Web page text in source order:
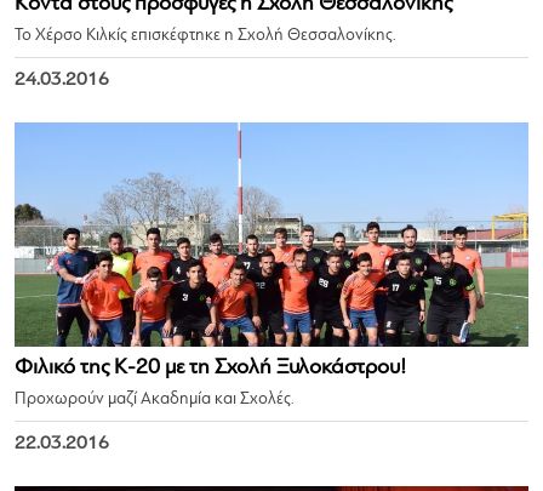
Το Χέρσο Κιλκίς επισκέφτηκε η Σχολή Θεσσαλονίκης.
24.03.2016
Φιλικό της Κ-20 με τη Σχολή Ξυλοκάστρου!
Προχωρούν μαζί Ακαδημία και Σχολές.
22.03.2016